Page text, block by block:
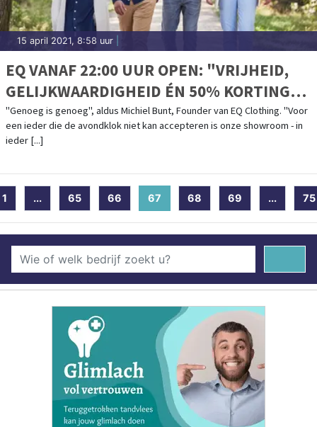
15 april 2021, 8:58 uur
EQ VANAF 22:00 UUR OPEN: "VRIJHEID,
GELIJKWAARDIGHEID ÉN 50% KORTING
VOOR IEDEREEN"
"Genoeg is genoeg", aldus Michiel Bunt, Founder van EQ Clothing. "Voor
een ieder die de avondklok niet kan accepteren is onze showroom - in
ieder [...]
1 ... 65 66 67 (current)
68 69 ... 75